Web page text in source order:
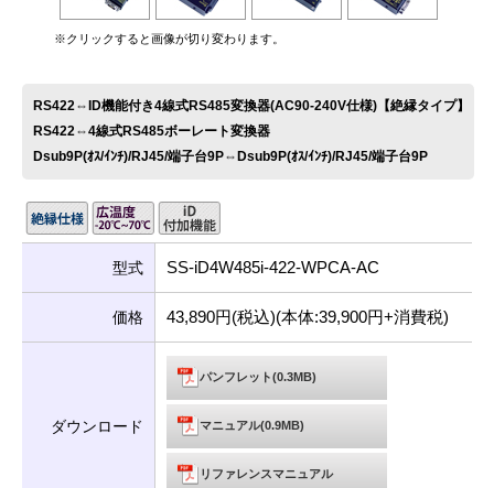
※クリックすると画像が切り変わります。
RS422⇔ID機能付き4線式RS485変換器(AC90-240V仕様)【絶縁タイプ】
RS422⇔4線式RS485ボーレート変換器
Dsub9P(ｵｽ/ｲﾝﾁ)/RJ45/端子台9P⇔Dsub9P(ｵｽ/ｲﾝﾁ)/RJ45/端子台9P
型式 SS-iD4W485i-422-WPCA-AC
価格 43,890円(税込)(本体:39,900円+消費税)
ダウンロード
パンフレット(0.3MB)
マニュアル(0.9MB)
リファレンスマニュアル